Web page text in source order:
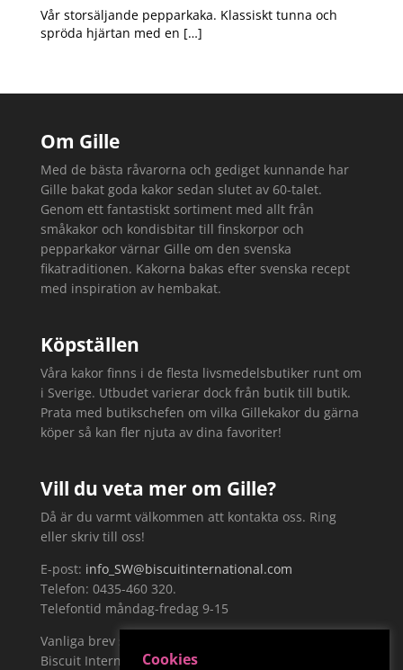
Vår storsäljande pepparkaka. Klassiskt tunna och
spröda hjärtan med en […]
Om Gille
Med de bästa råvarorna och gediget kunnande har
Gille bakat goda kakor sedan slutet av 60-talet.
Genom ett fantastiskt sortiment med allt från
småkakor och kondisbitar till finskorpor och
pepparkakor värnar Gille om den svenska
fikatraditionen. Kakorna bakas efter svenska recept
med inspiration av hembakat.
Köpställen
Våra kakor finns i de flesta livsmedelsbutiker runt om
i Sverige. Utbudet varierar dock från butik till butik.
Prata med butikschefen om vilka Gillekakor du gärna
köper så kan fler njuta av dina favoriter!
Vill du veta mer om Gille?
Då är du varmt välkommen att kontakta oss. Ring
eller skriv till oss!
E-post: info_SW@biscuitinternational.com
Telefon: 0435-460 320.
Telefontid måndag-fredag 9-15
Vanliga brev skickar du till:
Biscuit International Sweden AB, Näckrosvägen 19,
Cookies